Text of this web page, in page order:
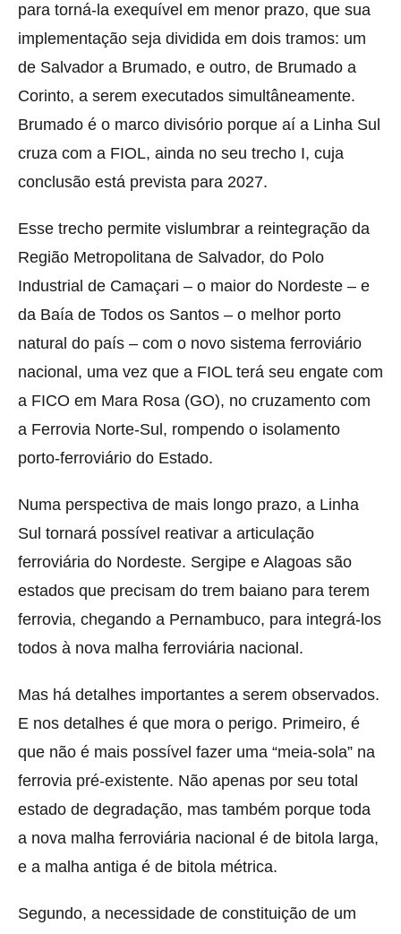
para torná-la exequível em menor prazo, que sua
implementação seja dividida em dois tramos: um
de Salvador a Brumado, e outro, de Brumado a
Corinto, a serem executados simultâneamente.
Brumado é o marco divisório porque aí a Linha Sul
cruza com a FIOL, ainda no seu trecho I, cuja
conclusão está prevista para 2027.
Esse trecho permite vislumbrar a reintegração da
Região Metropolitana de Salvador, do Polo
Industrial de Camaçari – o maior do Nordeste – e
da Baía de Todos os Santos – o melhor porto
natural do país – com o novo sistema ferroviário
nacional, uma vez que a FIOL terá seu engate com
a FICO em Mara Rosa (GO), no cruzamento com
a Ferrovia Norte-Sul, rompendo o isolamento
porto-ferroviário do Estado.
Numa perspectiva de mais longo prazo, a Linha
Sul tornará possível reativar a articulação
ferroviária do Nordeste. Sergipe e Alagoas são
estados que precisam do trem baiano para terem
ferrovia, chegando a Pernambuco, para integrá-los
todos à nova malha ferroviária nacional.
Mas há detalhes importantes a serem observados.
E nos detalhes é que mora o perigo. Primeiro, é
que não é mais possível fazer uma “meia-sola” na
ferrovia pré-existente. Não apenas por seu total
estado de degradação, mas também porque toda
a nova malha ferroviária nacional é de bitola larga,
e a malha antiga é de bitola métrica.
Segundo, a necessidade de constituição de um